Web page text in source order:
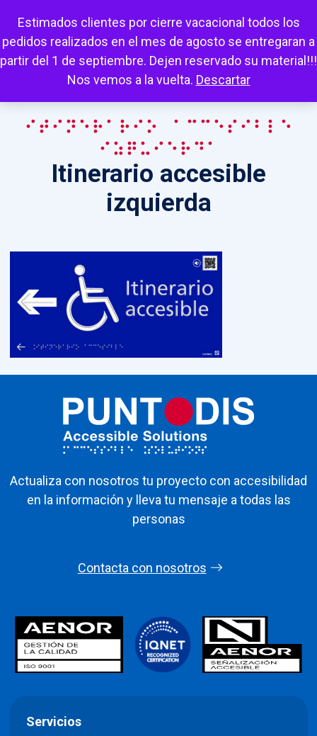
Estimados clientes por cierre vacacional todos los
pedidos realizados en el mes de agosto se entregaran a
partir del 1 de septiembre. Dejen reservado su material!!!
Nos vemos a la vuelta. Descartar
Mi cuenta Carrito Favoritos Escuchar
Itinerario accesible
izquierda
Itinerario accesible
izquierda
Actualiza con nosotros tu proyecto con accesibilidad
en la información y lleva tu mensaje a todas las
personas
Contacta con nosotros
Servicios